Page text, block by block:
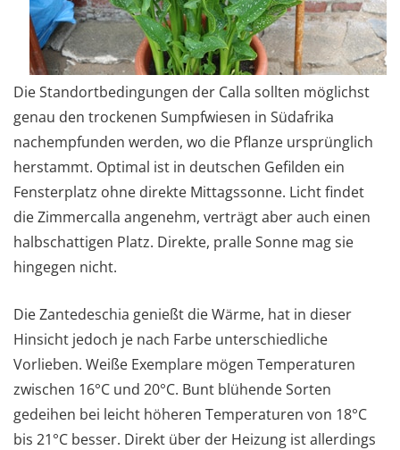
Die Standortbedingungen der Calla sollten möglichst
genau den trockenen Sumpfwiesen in Südafrika
nachempfunden werden, wo die Pflanze ursprünglich
herstammt. Optimal ist in deutschen Gefilden ein
Fensterplatz ohne direkte Mittagssonne. Licht findet
die Zimmercalla angenehm, verträgt aber auch einen
halbschattigen Platz. Direkte, pralle Sonne mag sie
hingegen nicht.
Die Zantedeschia genießt die Wärme, hat in dieser
Hinsicht jedoch je nach Farbe unterschiedliche
Vorlieben. Weiße Exemplare mögen Temperaturen
zwischen 16°C und 20°C. Bunt blühende Sorten
gedeihen bei leicht höheren Temperaturen von 18°C
bis 21°C besser. Direkt über der Heizung ist allerdings